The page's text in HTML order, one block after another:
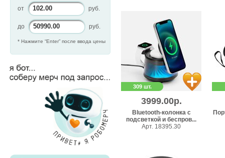
от руб.
до руб.
* Нажмите “Enter” после ввода цены
309 шт.
3999.00р.
Bluetooth-колонка с
подсветкой и беспров...
Арт. 18395.30